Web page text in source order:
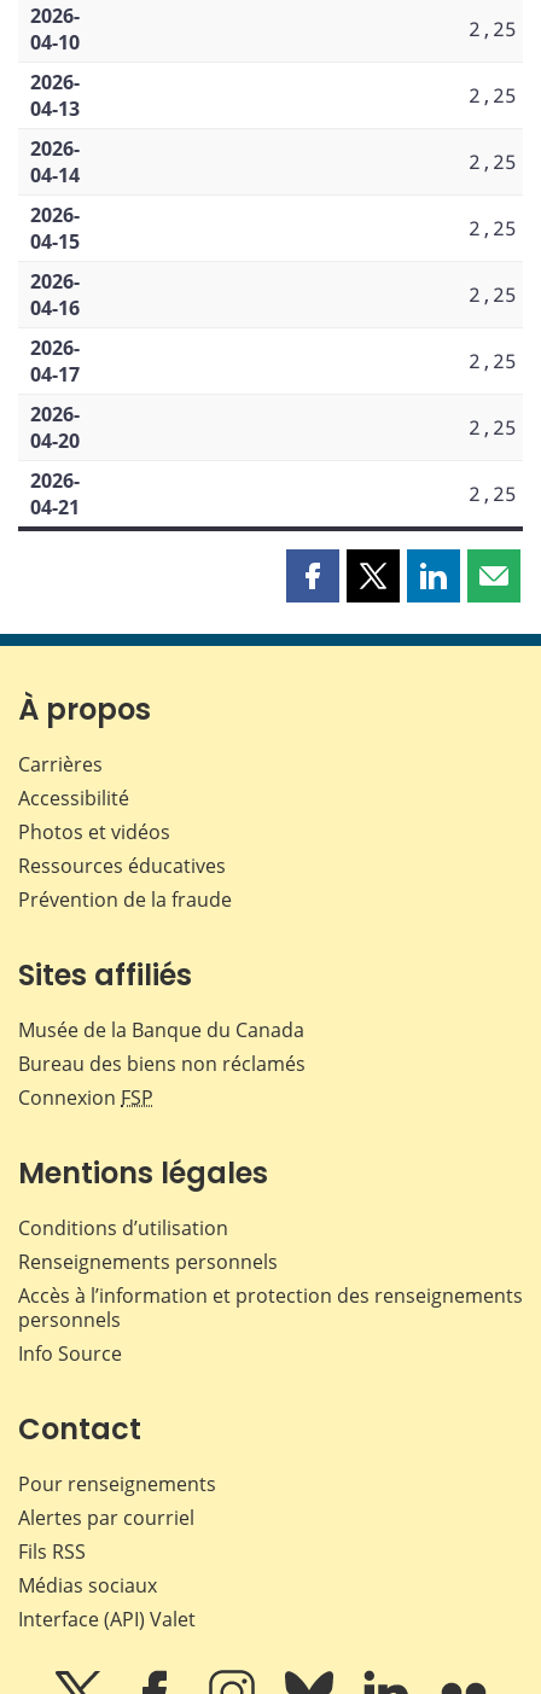
2026-
04-10
2,25
2026-
04-13
2,25
2026-
04-14
2,25
2026-
04-15
2,25
2026-
04-16
2,25
2026-
04-17
2,25
2026-
04-20
2,25
2026-
04-21
2,25
Partager
page
Partager
page
Partager
page page
À propos
Carrières
Accessibilité
Photos et vidéos
Ressources éducatives
Prévention de la fraude
Sites affiliés
Musée de la Banque du Canada
Bureau des biens non réclamés
Connexion FSP
Mentions légales
Conditions d’utilisation
Renseignements personnels
Accès à l’information et protection des renseignements
personnels
Info Source
Contact
Pour renseignements
Alertes par courriel
Fils RSS
Médias sociaux
Interface (API) Valet